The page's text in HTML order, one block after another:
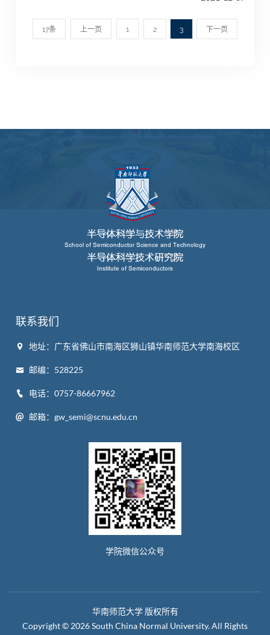
17条 上一页 1 2 3 下一页
联系我们
地址：广东省佛山市南海区狮山镇华南师范大学南海校区
邮编：528225
电话：0757-86667962
邮箱：gw_semi@scnu.edu.cn
学院微信公众号
华南师范大学 版权所有
Copyright © 2026 South China Normal University. All Rights